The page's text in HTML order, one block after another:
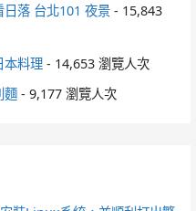
落 台北101 夜景 - 15,843
本料理 - 14,653 瀏覽人次
麵 - 9,177 瀏覽人次